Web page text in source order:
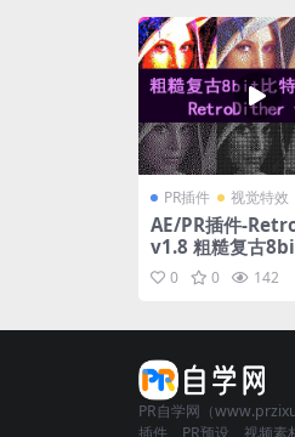
PR插件 视觉特效
AE/PR插件-
v1.8 粗糙复古
素效果 Mac/Win
0 0 142
PR自学网（